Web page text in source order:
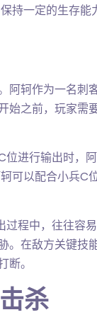
持一定的生存能
阿轲作为一名刺
始之前，玩家需
进行输出时，
可以配合小兵C
过程中，往往容
。在敌方关键技
。
杀